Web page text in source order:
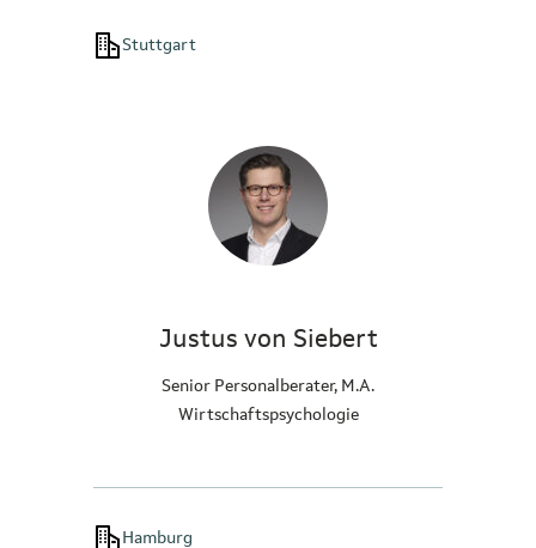
Stuttgart
Justus von Siebert
Senior Personalberater, M.A.
Wirtschaftspsychologie
Hamburg